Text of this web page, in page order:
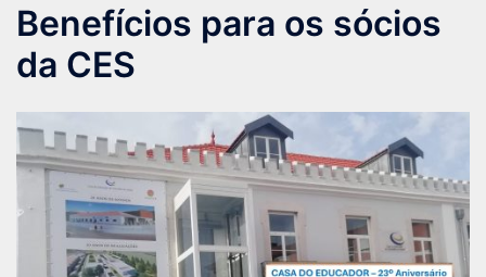
Benefícios para os sócios
da CES